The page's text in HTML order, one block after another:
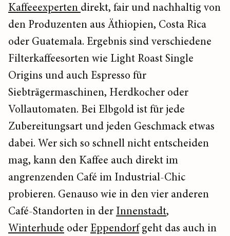
Kaffeeexperten direkt, fair und nachhaltig von
den Produzenten aus Äthiopien, Costa Rica
oder Guatemala. Ergebnis sind verschiedene
Filterkaffeesorten wie Light Roast Single
Origins und auch Espresso für
Siebträgermaschinen, Herdkocher oder
Vollautomaten. Bei Elbgold ist für jede
Zubereitungsart und jeden Geschmack etwas
dabei. Wer sich so schnell nicht entscheiden
mag, kann den Kaffee auch direkt im
angrenzenden Café im Industrial-Chic
probieren. Genauso wie in den vier anderen
Café-Standorten in der Innenstadt,
Winterhude oder Eppendorfgeht das auch in